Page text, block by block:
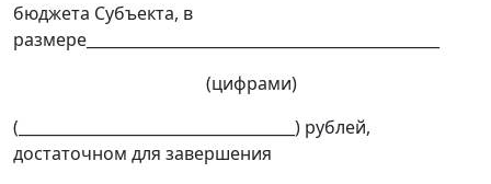
бюджета Субъекта, в
размере______________________________________________
(цифрами)
(____________________________________) рублей,
достаточном для завершения